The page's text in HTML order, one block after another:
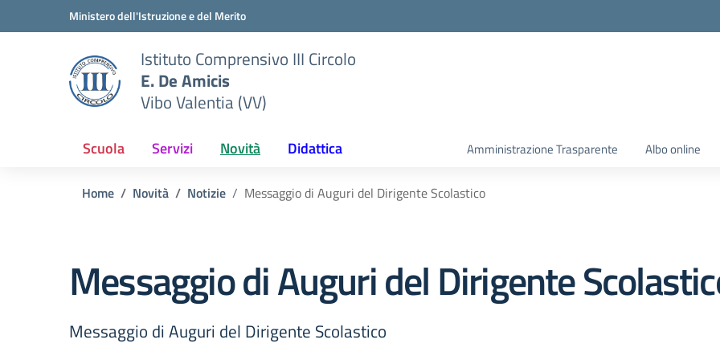
Vai ai contenuti
Vai al menu di navigazioneMinistero dell'Istruzione e del Merito
Istituto Comprensivo III Circolo
E. De Amicis
Vibo Valentia (VV)
Scuola Servizi Novità Didattica Amministrazione Trasparente Albo online
Home Novità Notizie Messaggio di Auguri del Dirigente Scolastico
Messaggio di Auguri del Dirigente
Messaggio di Auguri del Dirigente Scolastico